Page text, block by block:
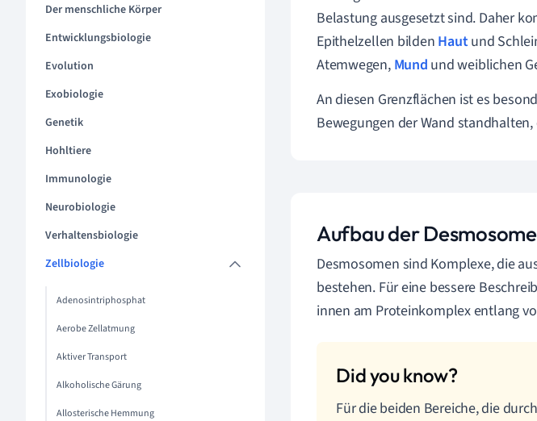
Der menschliche Körper
Entwicklungsbiologie
Evolution
Exobiologie
Genetik
Hohltiere
Immunologie
Neurobiologie
Verhaltensbiologie
Zellbiologie
Adenosintriphosphat
Aerobe Zellatmung
Aktiver Transport
Alkoholische Gärung
Allosterische Hemmung
Belastung ausgesetzt sind. Daher
Epithelzellen bilden Hautund
Atemwegen, Mund und weiblichen
An diesen Grenzflächen ist es
Bewegungen der Wand
Aufbau der
Desmosomen sind Komplexe, die
bestehen. Für eine bessere
innen am Proteinkomplex entlang
Für die beiden Bereiche, die